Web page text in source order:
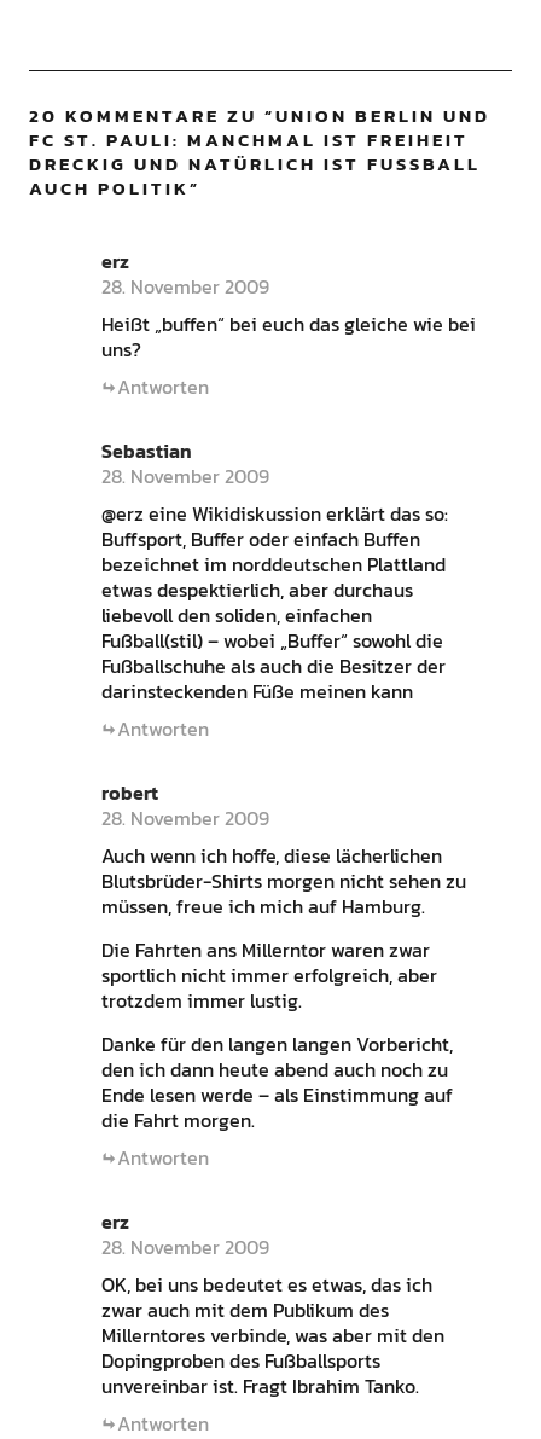
20 KOMMENTARE ZU “UNION BERLIN UND
FC ST. PAULI: MANCHMAL IST FREIHEIT
DRECKIG UND NATÜRLICH IST FUSSBALL A
UCH POLITIK
”
erz
28. November 2009
Heißt „buffen“ bei euch das gleiche wie bei
uns?
Antworten
Sebastian
28. November 2009
@erz eine Wikidiskussion erklärt das so:
Buffsport, Buffer oder einfach Buffen
bezeichnet im norddeutschen Plattland
etwas despektierlich, aber durchaus
liebevoll den soliden, einfachen
Fußball(stil) – wobei „Buffer“ sowohl die
Fußballschuhe als auch die Besitzer der
darinsteckenden Füße meinen kann
Antworten
robert
28. November 2009
Auch wenn ich hoffe, diese lächerlichen
Blutsbrüder-Shirts morgen nicht sehen zu
müssen, freue ich mich auf Hamburg.
Die Fahrten ans Millerntor waren zwar
sportlich nicht immer erfolgreich, aber
trotzdem immer lustig.
Danke für den langen langen Vorbericht,
den ich dann heute abend auch noch zu
Ende lesen werde – als Einstimmung auf
die Fahrt morgen.
Antworten
erz
28. November 2009
OK, bei uns bedeutet es etwas, das ich
zwar auch mit dem Publikum des
Millerntores verbinde, was aber mit den
Dopingproben des Fußballsports
unvereinbar ist. Fragt Ibrahim Tanko.
Antworten